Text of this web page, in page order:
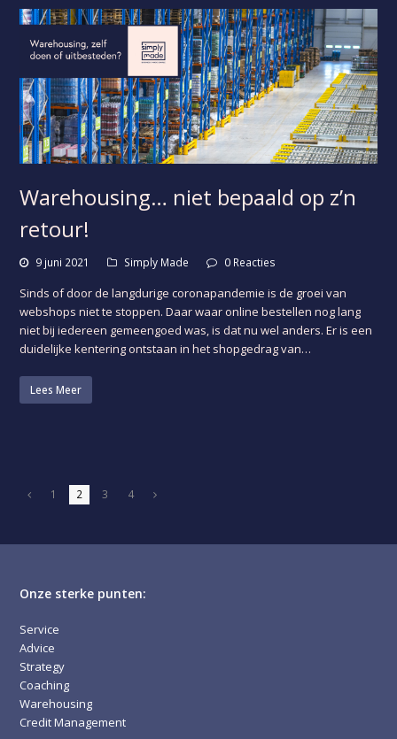
Warehousing… niet bepaald op z’n
retour!
9 juni 2021 Simply Made 0 Reacties
Sinds of door de langdurige coronapandemie is de groei van
webshops niet te stoppen. Daar waar online bestellen nog lang
niet bij iedereen gemeengoed was, is dat nu wel anders. Er is een
duidelijke kentering ontstaan in het shopgedrag van…
Lees Meer
VorigePage
1 Page
2 Page
3 Page
4 Volgende
Onze sterke punten:
Service
Advice
Strategy
Coaching
Warehousing
Credit Management